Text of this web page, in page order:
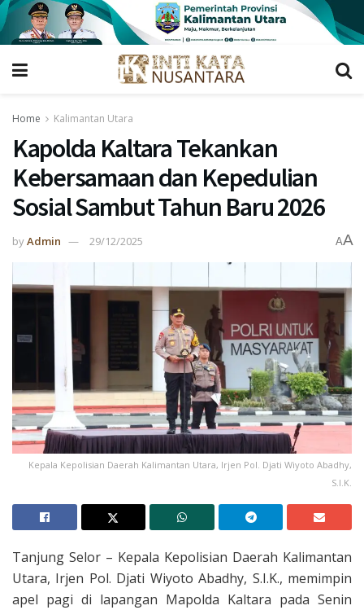
Home Kalimantan Utara
Kapolda Kaltara Tekankan
Kebersamaan dan Kepedulian
Sosial Sambut Tahun Baru 2026
byAdmin 29/12/2025 AA
Kepala Kepolisian Daerah Kalimantan Utara, Irjen Pol. Djati Wiyoto Abadhy,
S.I.K.
Tanjung Selor – Kepala Kepolisian Daerah Kalimantan
Utara, Irjen Pol. Djati Wiyoto Abadhy, S.I.K., memimpin
apel pagi di lapangan Mapolda Kaltara pada Senin